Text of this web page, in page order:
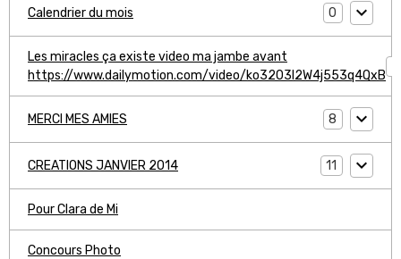
Calendrier du mois 0
Les miracles ça existe video ma jambe avant
https://www.dailymotion.com/video/ko3203l2W4j553q4QxB
MERCI MES AMIES 8
CREATIONS JANVIER 2014 11
Pour Clara de Mi
Concours Photo